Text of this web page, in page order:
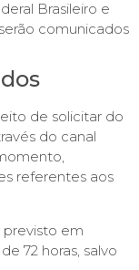
Brasileiro e
comunicados
de solicitar do
do canal
referentes aos
previsto em
72 horas, salvo